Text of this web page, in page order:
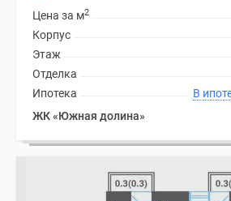
Цена за м2
Корпус
Этаж
Отделка
Ипотека
ЖК «Южная долина»